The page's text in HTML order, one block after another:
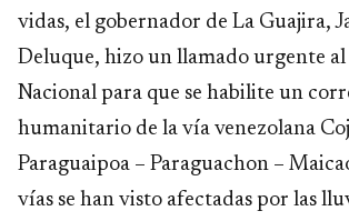
vidas, el gobernador de La Guajira,
Deluque, hizo un llamado urgente
Nacional para que se habilite un
humanitario de la vía venezolana
Paraguaipoa – Paraguachon –
vías se han visto afectadas por las